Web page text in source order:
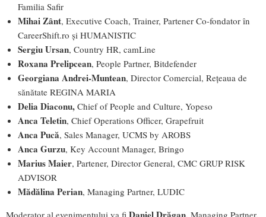
Familia Safir
Mihai Zânt, Executive Coach, Trainer, Partener Co-fondator în
CareerShift.ro și HUMANISTIC
Sergiu Ursan, Country HR, camLine
Roxana Prelipcean, People Partner, Bitdefender
Georgiana Andrei-Muntean, Director Comercial, Rețeaua de
sănătate REGINA MARIA
Delia Diaconu, Chief of People and Culture, Yopeso
Anca Teletin, Chief Operations Officer, Grapefruit
Anca Pucă, Sales Manager, UCMS by AROBS
Anca Gurzu, Key Account Manager, Bringo
Marius Maier, Partener, Director General, CMC GRUP RISK
ADVISOR
Mădălina Perian, Managing Partner, LUDIC